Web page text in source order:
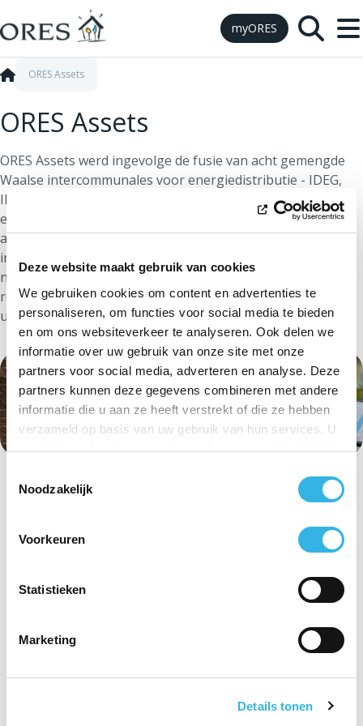
Deze website maakt gebruik van cookies
We gebruiken cookies om content en advertenties te
personaliseren, om functies voor social media te bieden
en om ons websiteverkeer te analyseren. Ook delen we
informatie over uw gebruik van onze site met onze
partners voor social media, adverteren en analyse. Deze
partners kunnen deze gegevens combineren met andere
informatie die u aan ze heeft verstrekt of die ze hebben
verzameld op basis van uw gebruik van hun services. U
gaat akkoord met onze cookies als u onze website blijft
Noodzakelijk
Voorkeuren
Statistieken
Marketing
Details tonen
Skip to Content
myORES
ORES Assets
ORES Assets werd ingevolge de fusie van acht gemengde
Waalse intercommunales voor energiedistributie - IDEG,
IEH, IGH, INTEREST, INTERLUX, INTERMOSANE, SEDILEC
en SIMOGEL – opgericht op 31 december 2013 om
adequate antwoorden te bieden op de huidige uitdagingen
in onze sector (gedecentraliseerde productie, slimme
netten en meters, behoud van de kwaliteit van de netten,
regulering, enz.) en op de toekomstige strategische
uitdagingen.
ORES Assets